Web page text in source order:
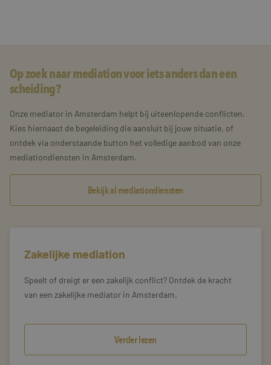
Op zoek naar mediation voor iets anders dan een
scheiding?
Onze mediator in Amsterdam helpt bij uiteenlopende conflicten.
Kies hiernaast de begeleiding die aansluit bij jouw situatie, of
ontdek via onderstaande button het volledige aanbod van onze
mediationdiensten in Amsterdam.
Bekijk al mediationdiensten
Zakelijke mediation
Speelt of dreigt er een zakelijk conflict? Ontdek de kracht
van een zakelijke mediator in Amsterdam.
Verder lezen